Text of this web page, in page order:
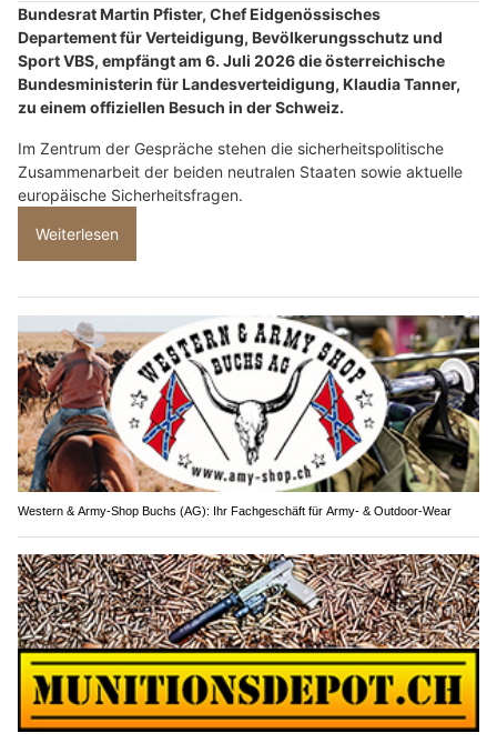
Bundesrat Martin Pfister, Chef Eidgenössisches
Departement für Verteidigung, Bevölkerungsschutz und
Sport VBS, empfängt am 6. Juli 2026 die österreichische
Bundesministerin für Landesverteidigung, Klaudia Tanner,
zu einem offiziellen Besuch in der Schweiz.
Im Zentrum der Gespräche stehen die sicherheitspolitische
Zusammenarbeit der beiden neutralen Staaten sowie aktuelle
europäische Sicherheitsfragen.
Weiterlesen
Western & Army-Shop Buchs (AG): Ihr Fachgeschäft für Army- & Outdoor-Wear